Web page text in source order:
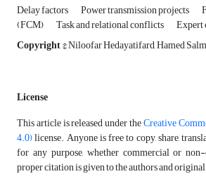
Delay factors Power transmission projects
(FCM) Task and relational conflicts
Expert
Copyright© Niloofar Hedayatifard, Hamed
License
This article is released under theCreative
4.0)license. Anyone is free to copy, share,
for any purpose, whether commercial or
proper citation is given to the authors and